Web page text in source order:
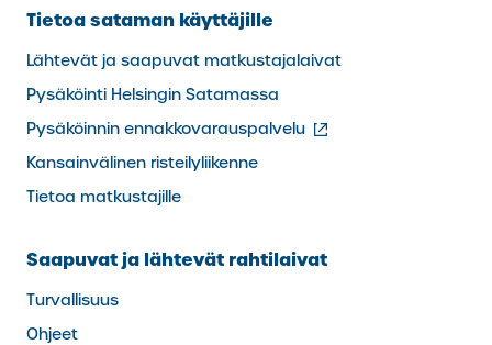
Tietoa sataman käyttäjille
Lähtevät ja saapuvat matkustajalaivat
Pysäköinti Helsingin Satamassa
Pysäköinnin ennakkovarauspalvelu(ulkoinen
linkki)
Kansainvälinen risteilyliikenne
Tietoa matkustajille
Saapuvat ja lähtevät rahtilaivat
Turvallisuus
Ohjeet